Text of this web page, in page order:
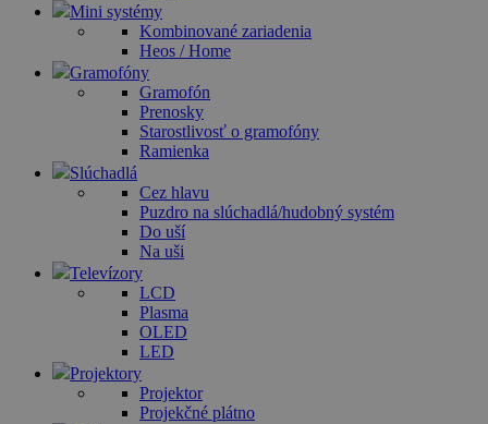
Mini systémy
Kombinované zariadenia
Heos / Home
Gramofóny
Gramofón
Prenosky
Starostlivosť o gramofóny
Ramienka
Slúchadlá
Cez hlavu
Puzdro na slúchadlá/hudobný systém
Do uší
Na uši
Televízory
LCD
Plasma
OLED
LED
Projektory
Projektor
Projekčné plátno